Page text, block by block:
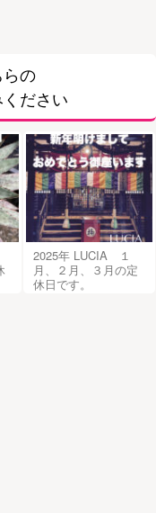
の
ださい
2025年 LUCIA １
月、２月、３月の定
休日です。